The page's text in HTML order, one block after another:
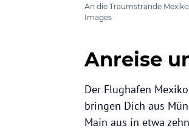
An die Traumstrände
Images
Anreise
Der Flughafen
bringen Dich aus
Main aus in etwa